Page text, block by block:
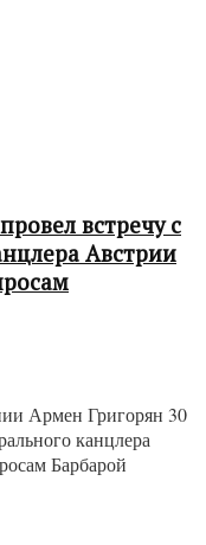
встречу с
Австрии
Армен Григорян 30
канцлера
Барбарой